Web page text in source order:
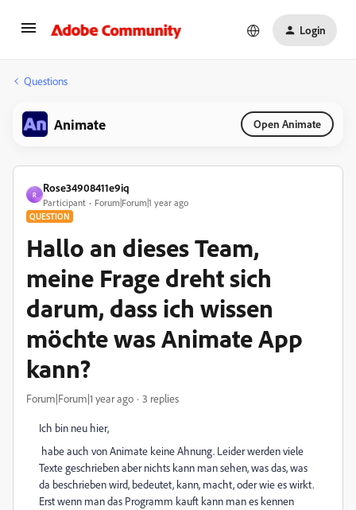
Login
Questions
Animate Open Animate
R
Rose34908411e9iq
Participant Forum|Forum|1 year ago
QUESTION
Hallo an dieses Team,
meine Frage dreht sich
darum, dass ich wissen
möchte was Animate App
kann?
Forum|Forum|1 year ago 3 replies
Ich bin neu hier,
habe auch von Animate keine Ahnung. Leider werden viele
Texte geschrieben aber nichts kann man sehen, was das, was
da beschrieben wird, bedeutet, kann, macht, oder wie es wirkt.
Erst wenn man das Programm kauft kann man es kennen